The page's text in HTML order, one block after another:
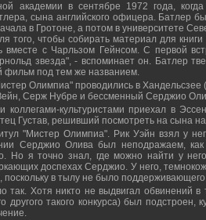
академии в сентябре 1972 года,
сына английского офицера. Батлер
в Гротоне, а потом в университете
того, чтобы собирать материал для
вместе с Чарльзом Гейнсом. С первой
звезда", - вспоминает он. Батлер
фильм под тем же названием.
Олимпиа" проводились в
Серж Нубре и бессменный Серджио
коллегами-культуристами приехал в
Густав, решивший посмотреть на сына
"Мистер Олимпиа". Рик Уэйн взял у
Серджио Олива был неподражаем, как
Но я точно знал, где можно найти у
доспехах Серджио. У него,
поскольку в тылу не было
так. Хотя никто не выдвигал обвинений в
такого конкурса) был подстроен,